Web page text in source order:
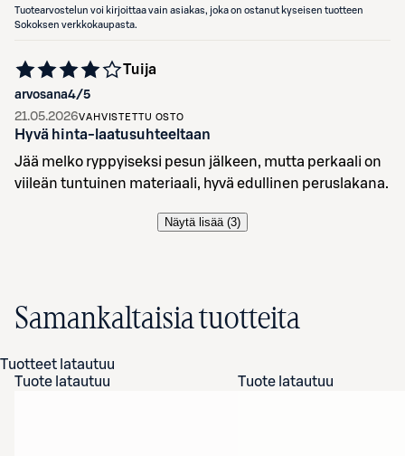
Tuotearvostelun voi kirjoittaa vain asiakas, joka on ostanut kyseisen tuotteen
Sokoksen verkkokaupasta.
arvosana4/5
Tuija
21.05.2026VAHVISTETTU OSTO
Hyvä hinta-laatusuhteeltaan
Jää melko ryppyiseksi pesun jälkeen, mutta perkaali on
viileän tuntuinen materiaali, hyvä edullinen peruslakana.
Näytä lisää (3)
Samankaltaisia tuotteita
Tuotteet latautuu
Tuote latautuu
Tuote latautuu